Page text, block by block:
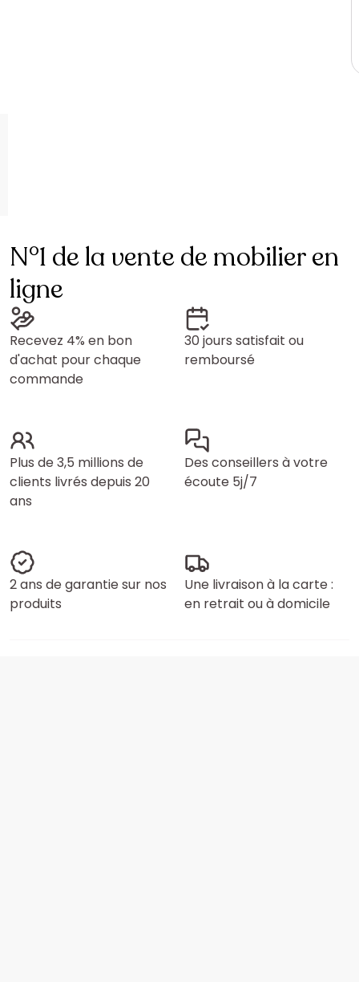
N°1 de la vente de mobilier en
ligne
Recevez 4% en bon
d'achat pour chaque
commande
30 jours satisfait ou
remboursé
Plus de 3,5 millions de
clients livrés depuis 20
ans
Des conseillers à votre
écoute 5j/7
2 ans de garantie sur nos
produits
Une livraison à la carte :
en retrait ou à domicile